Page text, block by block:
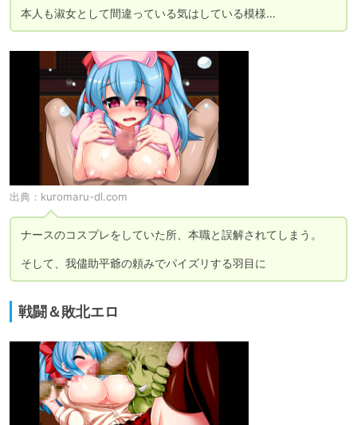
本人も淑女として間違っている気はしている模様…
出典： kuromaru-dl.com
ナースのコスプレをしていた所、本職と誤解されてしまう。
そして、我儘助平爺の頼みでパイズリする羽目に
戦闘＆敗北エロ